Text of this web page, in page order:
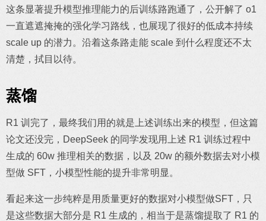
这条显著提升模型推理能力的后训练路跑通了，公开解了 o1
一直遮遮掩掩的强化学习路线，也展现了很好的低成本持续
scale up 的潜力。沿着这条路走能 scale 到什么程度还不太
清楚，拭目以待。
蒸馏
R1 训完了，最终我们用的就是上述训练出来的模型，但这篇
论文还没完，DeepSeek 的同学发现用上述 R1 训练过程中
生成的 60w 推理相关的数据，以及 20w 的额外数据去对小模
型做 SFT，小模型性能的提升非常明显。
看起来这一步纯粹是用质量更好的数据对小模型做SFT，只
是这些数据大部分是 R1 生成的，相当于是蒸馏提取了 R1 的